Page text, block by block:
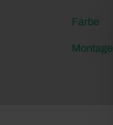
Farbe
Montage